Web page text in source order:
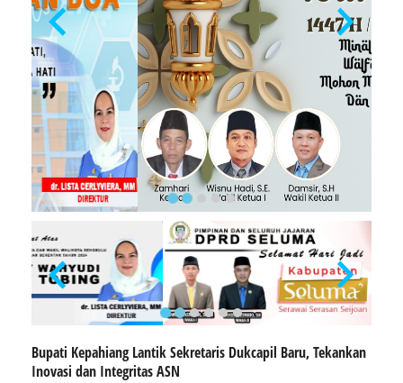
Bupati Kepahiang Lantik Sekretaris Dukcapil Baru, Tekankan
Inovasi dan Integritas ASN